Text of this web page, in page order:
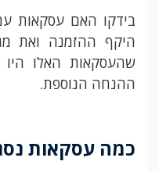
בידקו האם עסקאות
היקף ההזמנה ואת
שהעסקאות האלו
ההנחה הנוספת.
כמה עסקאות